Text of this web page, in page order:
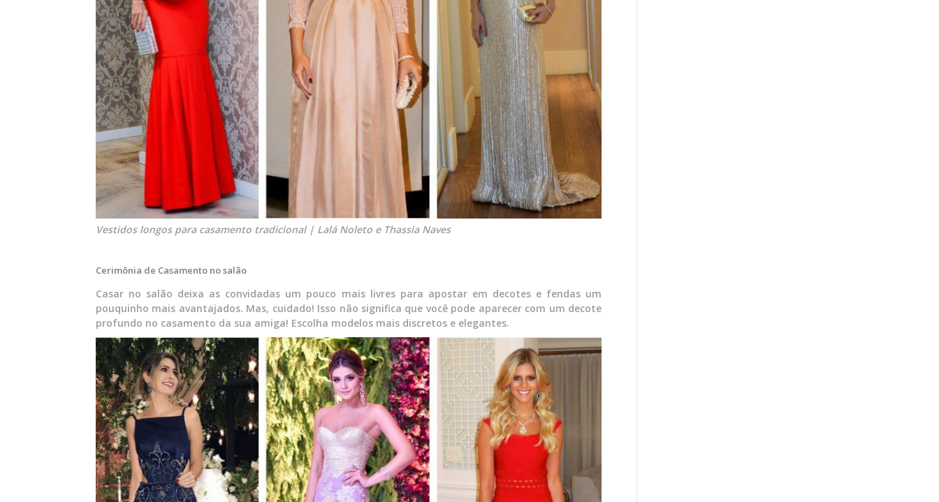
Vestidos longos para casamento tradicional | Lalá Noleto e Thassia Naves
Cerimônia de Casamento no salão
Casar no salão deixa as convidadas um pouco mais livres para apostar em decotes e fendas um
pouquinho mais avantajados. Mas, cuidado! Isso não significa que você pode aparecer com um decote
profundo no casamento da sua amiga! Escolha modelos mais discretos e elegantes.